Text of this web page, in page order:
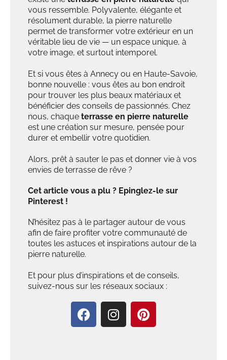
vous ressemble. Polyvalente, élégante et
résolument durable, la pierre naturelle
permet de transformer votre extérieur en un
véritable lieu de vie — un espace unique, à
votre image, et surtout intemporel.
Et si vous êtes à Annecy ou en Haute-Savoie,
bonne nouvelle : vous êtes au bon endroit
pour trouver les plus beaux matériaux et
bénéficier des conseils de passionnés. Chez
nous, chaque terrasse en pierre naturelle
est une création sur mesure, pensée pour
durer et embellir votre quotidien.
Alors, prêt à sauter le pas et donner vie à vos
envies de terrasse de rêve ?
Cet article vous a plu ? Epinglez-le sur
Pinterest !
N’hésitez pas à le partager autour de vous
afin de faire profiter votre communauté de
toutes les astuces et inspirations autour de la
pierre naturelle.
Et pour plus d’inspirations et de conseils,
suivez-nous sur les réseaux sociaux :